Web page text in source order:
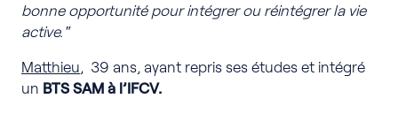
bonne opportunité pour intégrer ou réintégrer la vie
active."
Matthieu, 39 ans, ayant repris ses études et intégré
un BTS SAM à l’IFCV.